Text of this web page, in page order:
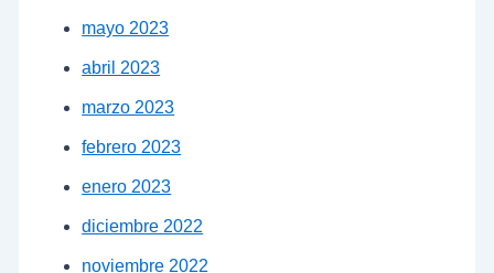
mayo 2023
abril 2023
marzo 2023
febrero 2023
enero 2023
diciembre 2022
noviembre 2022